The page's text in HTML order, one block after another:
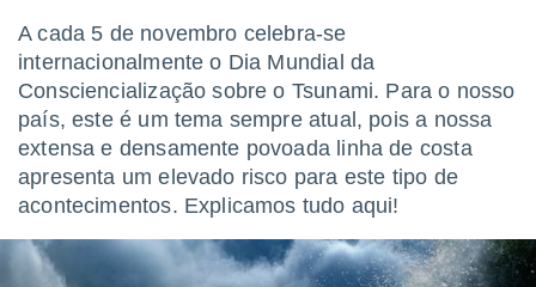
fornecidas
das
e
digital
A cada 5 de novembro celebra-se
internacionalmente o Dia Mundial da
Consciencialização sobre o Tsunami. Para o nosso
país, este é um tema sempre atual, pois a nossa
extensa e densamente povoada linha de costa
apresenta um elevado risco para este tipo de
acontecimentos. Explicamos tudo aqui!